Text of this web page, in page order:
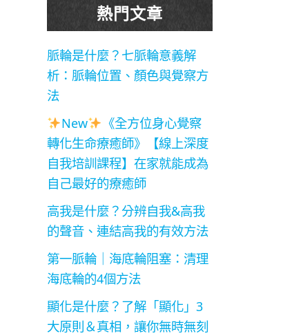
熱門文章
脈輪是什麼？七脈輪意義解
析：脈輪位置、顏色與覺察方
法
New
《全方位身心覺察
轉化生命療癒師》【線上深度
自我培訓課程】在家就能成為
自己最好的療癒師
高我是什麼？分辨自我&高我
的聲音、連結高我的有效方法
第一脈輪｜海底輪阻塞：清理
海底輪的4個方法
顯化是什麼？了解「顯化」3
大原則＆真相，讓你無時無刻